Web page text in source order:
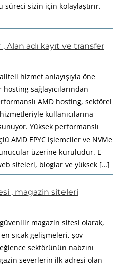
süreci sizin için kolaylaştırır.
Alan adı kayıt ve transfer
hizmet anlayışıyla öne
sağlayıcılarından
AMD hosting, sektörel
kullanıcılarına
Yüksek performanslı
AMD EPYC işlemciler ve NVMe
üzerine kuruludur. E-
siteleri, bloglar ve yüksek […]
, magazin siteleri
magazin sitesi olarak,
sıcak gelişmeleri, şov
sektörünün nabzını
severlerin ilk adresi olan